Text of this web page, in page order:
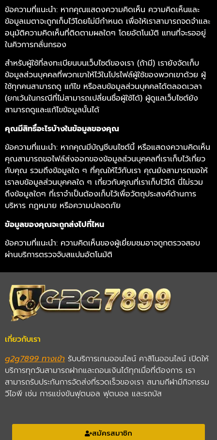
ข้อความที่แนะนำ: หากคุณแสดงความคิดเห็น ความคิดเห็นและ
ข้อมูลเมตาจะถูกเก็บไว้โดยไม่มีกำหนด เพื่อให้เราสามารถจดจำและ
อนุมัติความคิดเห็นที่ติดตามผลใดๆ โดยอัตโนมัติ แทนที่จะรออยู่
ในคิวการกลั่นกรอง
สำหรับผู้ใช้ที่ลงทะเบียนบนเว็บไซต์ของเรา (ถ้ามี) เรายังจัดเก็บ
ข้อมูลส่วนบุคคลที่พวกเขาให้ไว้ในโปรไฟล์ผู้ใช้ของพวกเขาด้วย ผู้
ใช้ทุกคนสามารถดู แก้ไข หรือลบข้อมูลส่วนบุคคลได้ตลอดเวลา
(ยกเว้นในกรณีที่ไม่สามารถเปลี่ยนชื่อผู้ใช้ได้) ผู้ดูแลเว็บไซต์ยัง
สามารถดูและแก้ไขข้อมูลนั้นได้
คุณมีสิทธิ์อะไรบ้างในข้อมูลของคุณ
ข้อความที่แนะนำ: หากคุณมีบัญชีบนไซต์นี้ หรือแสดงความคิดเห็น
คุณสามารถขอไฟล์ส่งออกของข้อมูลส่วนบุคคลที่เราเก็บไว้เกี่ยว
กับคุณ รวมถึงข้อมูลใด ๆ ที่คุณให้ไว้กับเรา คุณยังสามารถขอให้
เราลบข้อมูลส่วนบุคคลใด ๆ เกี่ยวกับคุณที่เราเก็บไว้ได้ นี่ไม่รวม
ถึงข้อมูลใดๆ ที่เราจำเป็นต้องเก็บไว้เพื่อวัตถุประสงค์ด้านการ
บริหาร กฎหมาย หรือความปลอดภัย
ข้อมูลของคุณจะถูกส่งไปที่ไหน
ข้อความที่แนะนำ: ความคิดเห็นของผู้เยี่ยมชมอาจถูกตรวจสอบ
ผ่านบริการตรวจจับสแปมอัตโนมัติ
เกี่ยวกับเรา
g2g7899 ทางเข้า รับบริการเกมออนไลน์ คาสิโนออนไลน์ เปิดให้
บริการทุกวันสามารถฝากและถอนเงินได้ทุกเมื่อที่ต้องการ เรา
สามารถรับประกันการจัดส่งที่รวดเร็วของเรา สนามกีฬามีกิจกรรม
วีไอพี เช่น การแข่งขันฟุตบอล ฟุตบอล และรถบัส
สมัครสมาชิก